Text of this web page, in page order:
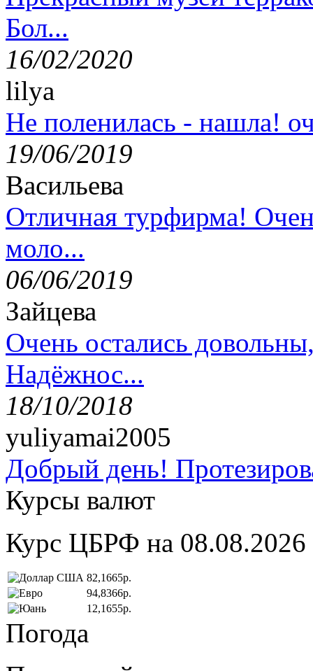
Бол...
16/02/2020
lilya
Не поленилась - нашла!
19/06/2019
Васильева
Отличная турфирма!
моло...
06/06/2019
Зайцева
Очень остались
Надёжнос...
18/10/2018
yuliyamai2005
Добрый день!
Курсы валют
Курс ЦБРФ на 08.08.2026
82,1665р.
94,8366р.
12,1655р.
Погода